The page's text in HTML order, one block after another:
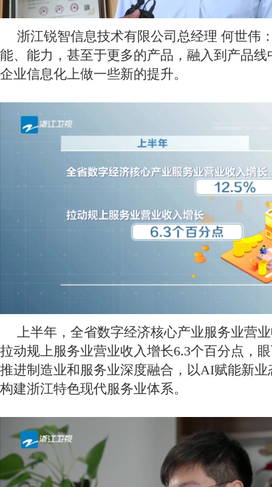
浙江锐智信息技术有限公司总经理 何世伟
能、能力，甚至于更多的产品，融入到产品
企业信息化上做一些新的提升。
上半年，全省数字经济核心产业服务业营
拉动规上服务业营业收入增长6.3个百分点，
推进制造业和服务业深度融合，以AI赋能新
构建浙江特色现代服务业体系。